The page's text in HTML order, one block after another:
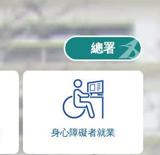
總署
身心障礙者就業